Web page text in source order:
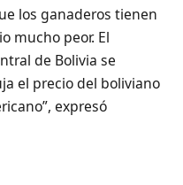
los ganaderos tienen
mucho peor. El
de Bolivia se
el precio del boliviano
expresó